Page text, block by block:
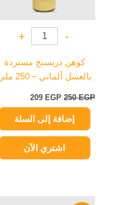
-
+
كوهن دريسنج مستردة
بالعسل ألماني – 250 ملي
250EGP
209 EGP
إضافة إلى السلة
اشتري الآن